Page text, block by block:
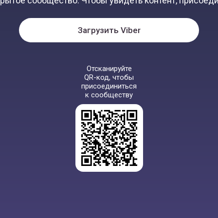
Загрузить Viber
Отсканируйте
QR-код, чтобы
присоединиться
к сообществу